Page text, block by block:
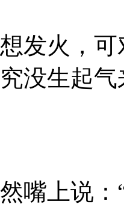
火，可
没生起气
上说：“